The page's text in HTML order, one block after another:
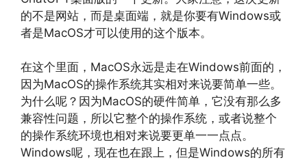
的不是网站，而是桌面端，就是你要有Windows或
者是MacOS才可以使用的这个版本。
在这个里面，MacOS永远是走在Windows前面的，
因为MacOS的操作系统其实相对来说要简单一些。
为什么呢？因为MacOS的硬件简单，它没有那么多
兼容性问题，所以它整个的操作系统，或者说整个
的操作系统环境也相对来说要更单一一点点。
Windows呢，现在也在跟上，但是Windows的所有